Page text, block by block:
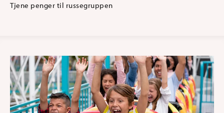
Tjene penger til russegruppen